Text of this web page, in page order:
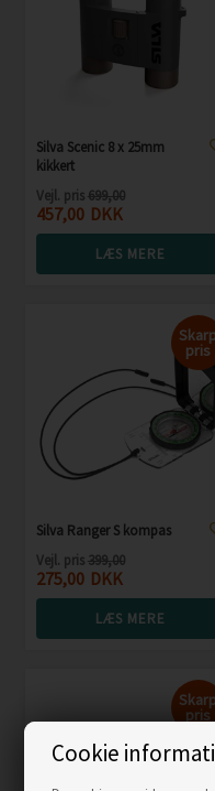
Cookie
Silva Scenic 8 x 25mm
kikkert
Vejl. pris699,00
457,00 DKK
LÆS MERE
pris
Silva Ranger S kompas
Vejl. pris399,00
275,00 DKK
LÆS MERE
Skarp
pris